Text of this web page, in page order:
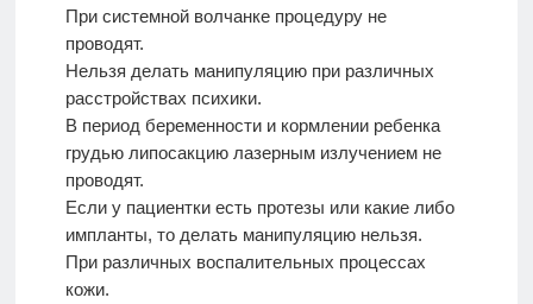
При системной волчанке процедуру не
проводят.
Нельзя делать манипуляцию при различных
расстройствах психики.
В период беременности и кормлении ребенка
грудью липосакцию лазерным излучением не
проводят.
Если у пациентки есть протезы или какие либо
импланты, то делать манипуляцию нельзя.
При различных воспалительных процессах
кожи.